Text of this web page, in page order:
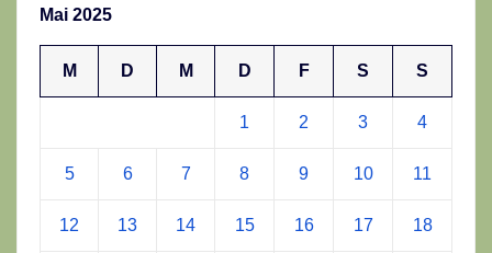
Mai 2025
M D M D F S S
1 2 3 4
5 6 7 8 9 10 11
12 13 14 15 16 17 18